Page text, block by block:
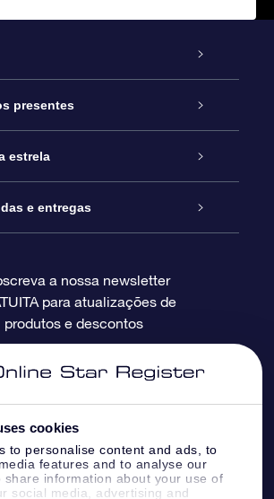
cookies
to personalise content and ads, to
features and to analyse our
share information about your use of
social media, advertising and
presentes
Online
OSR
OSR
estrela
Estrela
Estrela personalizada
de Estrelas
de estrela
me to the stars
e entregas
de pagamento
de envio
Devolução
a nossa newsletter
para atualizações de
produtos e descontos